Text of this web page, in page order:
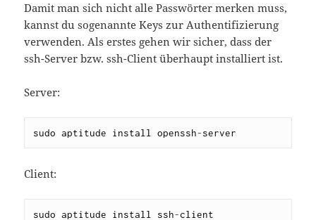
Damit man sich nicht alle Passwörter merken muss,
kannst du sogenannte Keys zur Authentifizierung
verwenden. Als erstes gehen wir sicher, dass der
ssh-Server bzw. ssh-Client überhaupt installiert ist.
Server:
sudo aptitude install openssh-server
Client:
sudo aptitude install ssh-client